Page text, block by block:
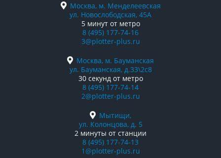
Москва, м. Менделеевская
ул. Новослободская, 45А
5 минут от метро
8 (495) 177-74-16
3@plotter-plus.ru
Москва, м. Бауманская
ул. Бауманская, д.33\2с8
30 секунд от метро
8 (495) 177-74-14
2@plotter-plus.ru
Мытищи,
ул. Колонцова, д. 5
2 минуты от станции
8 (495) 177-74-13
1@plotter-plus.ru